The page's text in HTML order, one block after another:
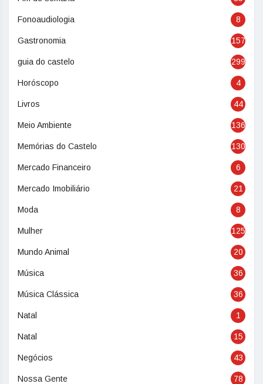
Fonoaudiologia 8
Gastronomia 157
guia do castelo 299
Horóscopo 4
Livros 44
Meio Ambiente 136
Memórias do Castelo 130
Mercado Financeiro 6
Mercado Imobiliário 21
Moda 8
Mulher 125
Mundo Animal 20
Música 36
Música Clássica 36
Natal 1
Natal 15
Negócios 43
Nossa Gente 78